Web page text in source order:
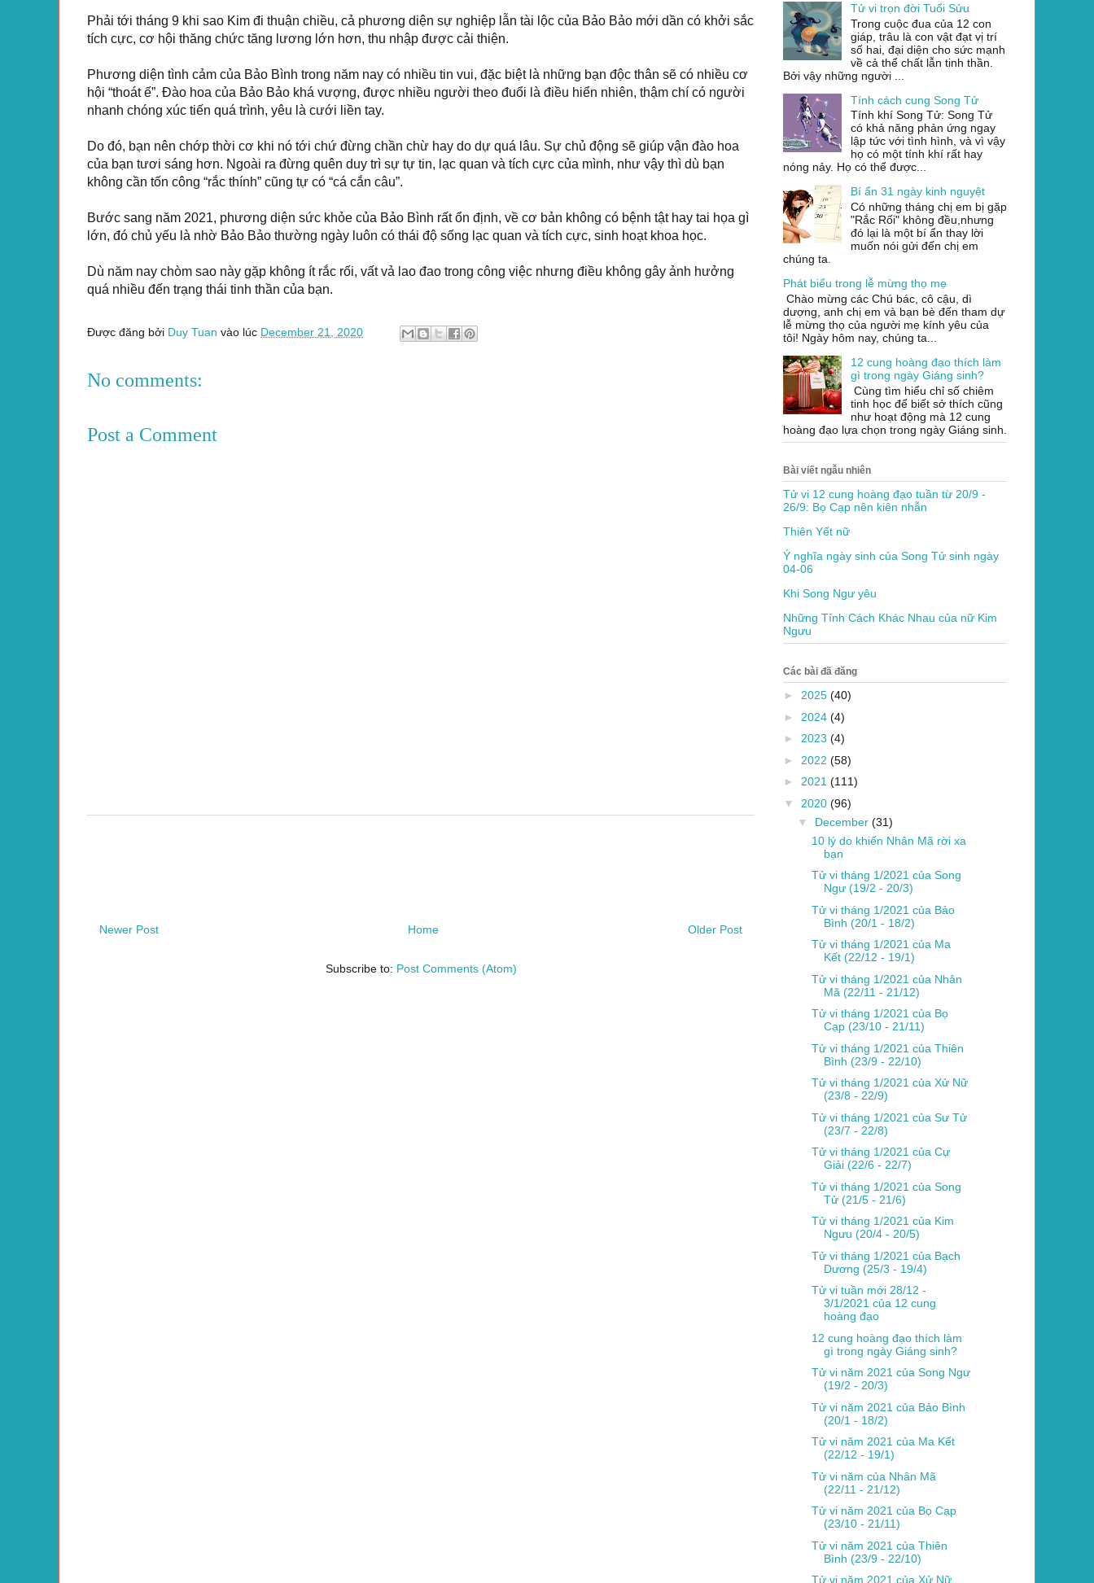
Phải tới tháng 9 khi sao Kim đi thuận chiều, cả phương diện sự nghiệp lẫn tài lộc của Bảo Bảo mới dần có khởi sắc
tích cực, cơ hội thăng chức tăng lương lớn hơn, thu nhập được cải thiện.
Phương diện tình cảm của Bảo Bình trong năm nay có nhiều tin vui, đặc biệt là những bạn độc thân sẽ có nhiều cơ
hội “thoát ế”. Đào hoa của Bảo Bảo khá vượng, được nhiều người theo đuổi là điều hiển nhiên, thậm chí có người
nhanh chóng xúc tiến quá trình, yêu là cưới liền tay.
Do đó, bạn nên chớp thời cơ khi nó tới chứ đừng chần chừ hay do dự quá lâu. Sự chủ động sẽ giúp vận đào hoa
của bạn tươi sáng hơn. Ngoài ra đừng quên duy trì sự tự tin, lạc quan và tích cực của mình, như vậy thì dù bạn
không cần tốn công “rắc thính” cũng tự có “cá cắn câu”.
Bước sang năm 2021, phương diện sức khỏe của Bảo Bình rất ổn định, về cơ bản không có bệnh tật hay tai họa gì
lớn, đó chủ yếu là nhờ Bảo Bảo thường ngày luôn có thái độ sống lạc quan và tích cực, sinh hoạt khoa học.
Dù năm nay chòm sao này gặp không ít rắc rối, vất vả lao đao trong công việc nhưng điều không gây ảnh hưởng
quá nhiều đến trạng thái tinh thần của bạn.
Được đăng bởi Duy Tuan vào lúc December 21, 2020
No comments:
Post a Comment
Newer Post Older Post
Home
Subscribe to: Post Comments (Atom)
Tử vi trọn đời Tuổi Sửu
Trong cuộc đua của 12 con
giáp, trâu là con vật đạt vị trí
số hai, đại diện cho sức mạnh
về cả thể chất lẫn tinh thần.
Bởi vậy những người ...
Tính cách cung Song Tử
Tính khí Song Tử: Song Tử
có khả năng phản ứng ngay
lập tức với tình hình, và vì vậy
họ có một tính khí rất hay
nóng nảy. Họ có thể được...
Bí ẩn 31 ngày kinh nguyệt
Có những tháng chị em bị gặp
"Rắc Rối" không đều,nhưng
đó lại là một bí ẩn thay lời
muốn nói gửi đến chị em
chúng ta.
Phát biểu trong lễ mừng thọ mẹ
Chào mừng các Chú bác, cô cậu, dì
dượng, anh chị em và bạn bè đến tham dự
lễ mừng thọ của người mẹ kính yêu của
tôi! Ngày hôm nay, chúng ta...
12 cung hoàng đạo thích làm
gì trong ngày Giáng sinh?
Cùng tìm hiểu chỉ số chiêm
tinh học để biết sở thích cũng
như hoạt động mà 12 cung
hoàng đạo lựa chọn trong ngày Giáng sinh.
Bài viết ngẫu nhiên
Tử vi 12 cung hoàng đạo tuần từ 20/9 -
26/9: Bọ Cạp nên kiên nhẫn
Thiên Yết nữ
Ý nghĩa ngày sinh của Song Tử sinh ngày
04-06
Khi Song Ngư yêu
Những Tính Cách Khác Nhau của nữ Kim
Ngưu
Các bài đã đăng
► 2025 (40)
► 2024 (4)
► 2023 (4)
► 2022 (58)
► 2021 (111)
▼ 2020 (96)
▼ December (31)
10 lý do khiến Nhân Mã rời xa
bạn
Tử vi tháng 1/2021 của Song
Ngư (19/2 - 20/3)
Tử vi tháng 1/2021 của Bảo
Bình (20/1 - 18/2)
Tử vi tháng 1/2021 của Ma
Kết (22/12 - 19/1)
Tử vi tháng 1/2021 của Nhân
Mã (22/11 - 21/12)
Tử vi tháng 1/2021 của Bọ
Cạp (23/10 - 21/11)
Tử vi tháng 1/2021 của Thiên
Bình (23/9 - 22/10)
Tử vi tháng 1/2021 của Xử Nữ
(23/8 - 22/9)
Tử vi tháng 1/2021 của Sư Tử
(23/7 - 22/8)
Tử vi tháng 1/2021 của Cự
Giải (22/6 - 22/7)
Tử vi tháng 1/2021 của Song
Tử (21/5 - 21/6)
Tử vi tháng 1/2021 của Kim
Ngưu (20/4 - 20/5)
Tử vi tháng 1/2021 của Bạch
Dương (25/3 - 19/4)
Tử vi tuần mới 28/12 -
3/1/2021 của 12 cung
hoàng đạo
12 cung hoàng đạo thích làm
gì trong ngày Giáng sinh?
Tử vi năm 2021 của Song Ngư
(19/2 - 20/3)
Tử vi năm 2021 của Bảo Bình
(20/1 - 18/2)
Tử vi năm 2021 của Ma Kết
(22/12 - 19/1)
Tử vi năm của Nhân Mã
(22/11 - 21/12)
Tử vi năm 2021 của Bọ Cạp
(23/10 - 21/11)
Tử vi năm 2021 của Thiên
Bình (23/9 - 22/10)
Tử vi năm 2021 của Xử Nữ